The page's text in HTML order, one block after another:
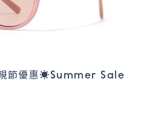
節優惠☀️Summer Sale